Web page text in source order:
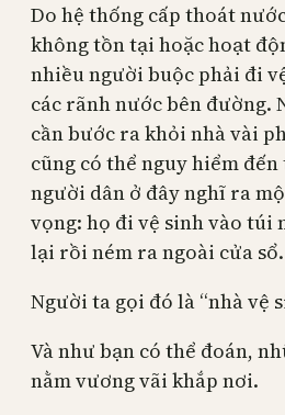
Do hệ thống cấp thoát
không tồn tại hoặc hoạt
nhiều người buộc phải đi
các rãnh nước bên đường.
cần bước ra khỏi nhà vài
cũng có thể nguy hiểm đến
người dân ở đây nghĩ ra
vọng: họ đi vệ sinh vào túi
lại rồi ném ra ngoài cửa sổ.
Người ta gọi đó là “nhà vệ
Và như bạn có thể đoán,
nằm vương vãi khắp nơi.